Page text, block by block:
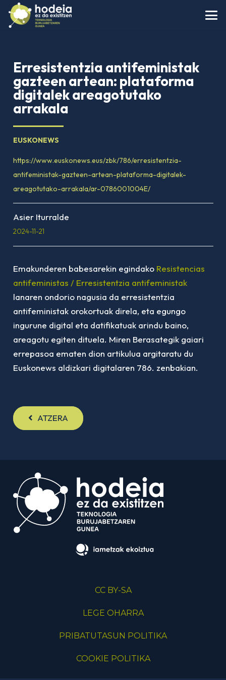
Erresistentzia antifeministak
gazteen artean: plataforma
digitalek areagotutako
arrakala
EUSKONEWS
https://www.euskonews.eus/zbk/786/erresistentzia-
antifeministak-gazteen-artean-plataforma-digitalek-
areagotutako-arrakala/ar-0786001004E/
Asier Iturralde
2024-11-21
Emakunderen babesarekin egindako Resistencias
antifeministas / Erresistentzia antifeministak
lanaren ondorio nagusia da erresistentzia
antifeministak orokortuak direla, eta egungo
ingurune digital eta datifikatuak arindu baino,
areagotu egiten dituela. Miren Berasategik gaiari
errepasoa ematen dion artikulua argitaratu du
Euskonews aldizkari digitalaren 786. zenbakian.
ATZERA
CC BY-SA
LEGE OHARRA
PRIBATUTASUN POLITIKA
COOKIE POLITIKA